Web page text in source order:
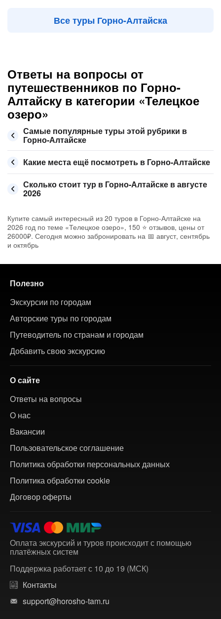
Все туры Горно-Алтайска
Ответы на вопросы от
путешественников по Горно-
Алтайску в категории «Телецкое
озеро»
Самые популярные туры этой рубрики в
Горно-Алтайске
Какие места ещё посмотреть в Горно-Алтайске
Сколько стоит тур в Горно-Алтайске в августе
2026
Купите самый интересный из 20 туров в Горно-Алтайске на
2026 год по теме «Телецкое озеро», 150 ⭐ отзывов, цены от
26000₽. Сегодня можно забронировать на 📅 август, сентябрь
и октябрь
Полезно
Экскурсии по городам
Авторские туры по городам
Путеводитель по странам и городам
Добавить свою экскурсию
О сайте
Ответы на вопросы
О нас
Вакансии
Пользовательское соглашение
Политика обработки персональных данных
Политика обработки cookie
Договор оферты
Оплата экскурсий и туров происходит с помощью
платёжных систем
Поддержка работает с 10 до 19 (МСК)
Контакты
support@horosho-tam.ru